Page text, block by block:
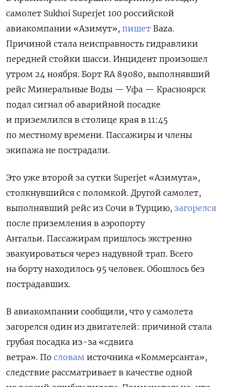
самолет Sukhoi Superjet 100 российской
авиакомпании «Азимут», пишет Baza.
Причиной стала неисправность гидравлики
передней стойки шасси. Инцидент произошел
утром 24 ноября. Борт RA 89080, выполнявший
рейс Минеральные Воды — Уфа — Красноярск
подал сигнал об аварийной посадке
и приземлился в столице края в 11:45
по местному времени. Пассажиры и члены
экипажа не пострадали.
Это уже второй за сутки Superjet «Азимута»,
столкнувшийся с поломкой. Другой самолет,
выполнявший рейс из Сочи в Турцию, загорелся
после приземления в аэропорту
Антальи. Пассажирам пришлось экстренно
эвакуироваться через надувной трап. Всего
на борту находилось 95 человек. Обошлось без
пострадавших.
В авиакомпании сообщили, что у самолета
загорелся один из двигателей: причиной стала
грубая посадка из-за «сдвига
ветра». По словам источника «Коммерсанта»,
следствие рассматривает в качестве одной